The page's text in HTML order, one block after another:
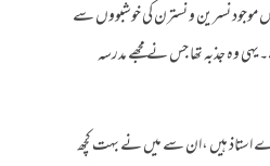
موجود نسرین و نسترن کی خوشبووں سے
وہ جذبہ تھا جس نے مجھے مدرسہ
ہیں ،ان سے میں نے بہت کچھ